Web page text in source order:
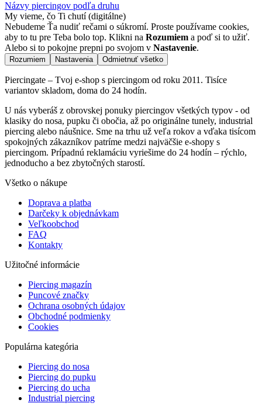
Názvy piercingov podľa druhu
My vieme, čo Ti chutí (digitálne)
Nebudeme Ťa nudiť rečami o súkromí. Proste používame cookies,
aby to tu pre Teba bolo top. Klikni na Rozumiem a poď si to užiť.
Alebo si to pokojne prepni po svojom v Nastavenie.
Rozumiem Nastavenia Odmietnuť všetko
Piercingate – Tvoj e-shop s piercingom od roku 2011. Tisíce
variantov skladom, doma do 24 hodín.
U nás vyberáš z obrovskej ponuky piercingov všetkých typov - od
klasiky do nosa, pupku či obočia, až po originálne tunely, industrial
piercing alebo náušnice. Sme na trhu už veľa rokov a vďaka tisícom
spokojných zákazníkov patríme medzi najväčšie e-shopy s
piercingom. Prípadnú reklamáciu vyriešime do 24 hodín – rýchlo,
jednoducho a bez zbytočných starostí.
Všetko o nákupe
Doprava a platba
Darčeky k objednávkam
Veľkoobchod
FAQ
Kontakty
Užitočné informácie
Piercing magazín
Puncové značky
Ochrana osobných údajov
Obchodné podmienky
Cookies
Populárna kategória
Piercing do nosa
Piercing do pupku
Piercing do ucha
Industrial piercing